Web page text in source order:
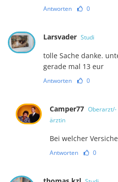
Antworten 0
Larsvader Studi
tolle Sache danke.
gerade mal 13 eur
Antworten 0
Camper77 Oberarzt/-
ärztin
Bei welcher
Antworten 0